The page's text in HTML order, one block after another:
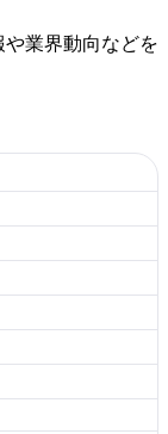
業界動向などを